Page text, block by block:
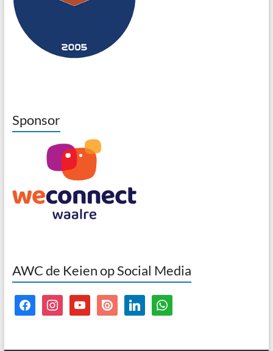
Sponsor
AWC de Keien op Social Media
facebookinstagramyoutubeissuu linkedinwhatsapp